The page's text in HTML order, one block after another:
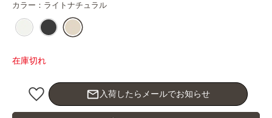
カラー： ライトナチュラル
在庫切れ
mail_outline 入荷したらメールでお知らせ